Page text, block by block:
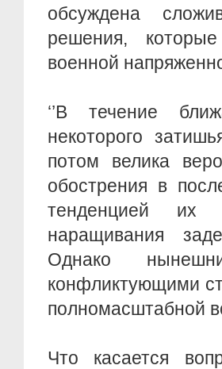
обсуждена
решения,
военной
‘’В течение
некоторого
потом велика
обострения в
тенденцией их
наращивания
Однако
конфликтующими
полномасштабной
Что касается